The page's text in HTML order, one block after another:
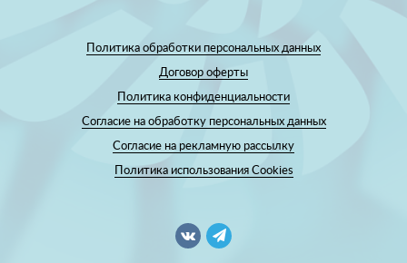
Политика обработки персональных данных
Договор оферты
Политика конфиденциальности
Согласие на обработку персональных данных
Согласие на рекламную рассылку
Политика использования Cookies